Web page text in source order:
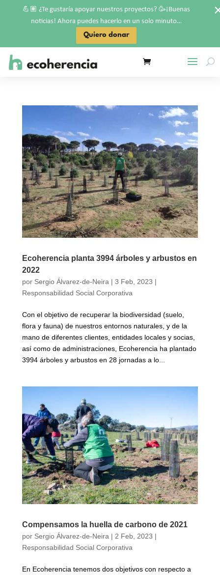
Ecoherencia planta 3994 árboles y arbustos en
2022
por Sergio Álvarez-de-Neira | 3 Feb, 2023 |
Responsabilidad Social Corporativa
Con el objetivo de recuperar la biodiversidad (suelo,
flora y fauna) de nuestros entornos naturales, y de la
mano de diferentes clientes, entidades locales y socias,
así como de administraciones, Ecoherencia ha plantado
3994 árboles y arbustos en 28 jornadas a lo...
Compensamos la huella de carbono de 2021
por Sergio Álvarez-de-Neira | 2 Feb, 2023 |
Responsabilidad Social Corporativa
En Ecoherencia tenemos dos objetivos con respecto a
💪🏽 ¿Te gustaría apoyar nuestros proyectos? 🥳¡Buenas
noticias! Ahora puedes hacerlo en un solo minuto…
Quiero donar